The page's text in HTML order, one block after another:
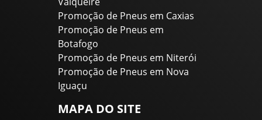
Promoção de Pneus em Caxias
Promoção de Pneus em
Botafogo
Promoção de Pneus em Niterói
Promoção de Pneus em Nova
Iguaçu
MAPA DO SITE